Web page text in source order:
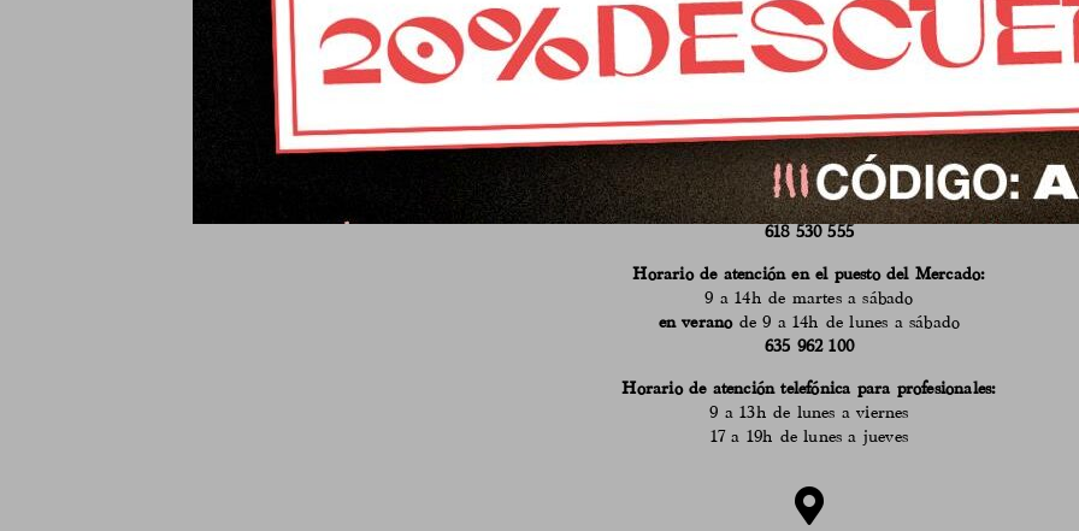
Mercado municipal de Abastos
de Fuente Obejuna, Córdoba
info@calaveruelaqueseria.com
618 530 555
Horario de atención en el puesto del Mercado:
9 a 14h de martes a sábado
en veranode 9 a 14h de lunes a sábado
635 962 100
Horario de atención telefónica para profesionales:
9 a 13h de lunes a viernes
17 a 19h de lunes a jueves